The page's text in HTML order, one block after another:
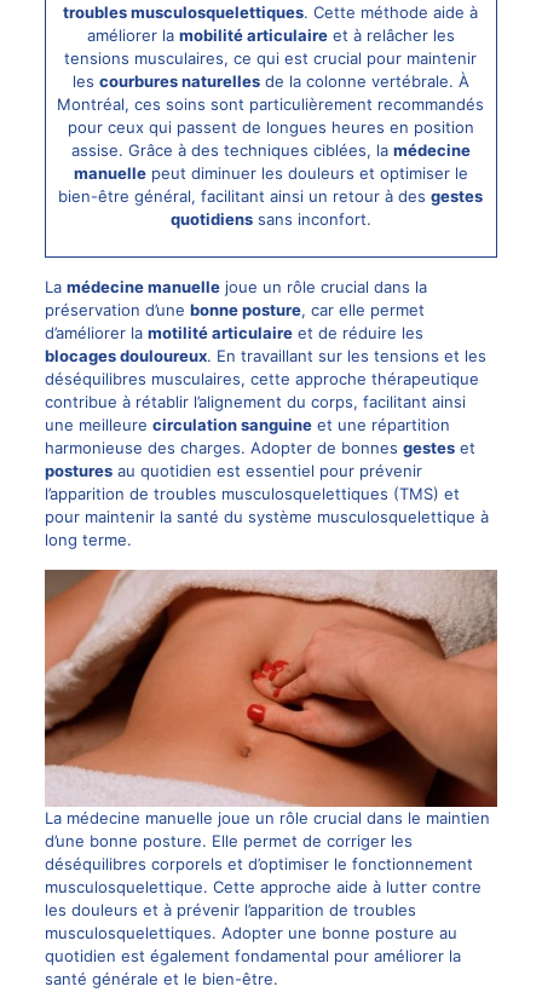
troubles musculosquelettiques. Cette méthode aide à
améliorer la mobilité articulaireet à relâcher les
tensions musculaires, ce qui est crucial pour maintenir
les courbures naturellesde la colonne vertébrale. À
Montréal, ces soins sont particulièrement recommandés
pour ceux qui passent de longues heures en position
assise. Grâce à des techniques ciblées, la médecine
manuellepeut diminuer les douleurs et optimiser le
bien-être général, facilitant ainsi un retour à desgestes
quotidienssans inconfort.
La médecine manuellejoue un rôle crucial dans la
préservation d’une bonne posture, car elle permet
d’améliorer la motilité articulaireet de réduire les
blocages douloureux. En travaillant sur les tensions et les
déséquilibres musculaires, cette approche thérapeutique
contribue à rétablir l’alignement du corps, facilitant ainsi
une meilleure circulation sanguineet une répartition
harmonieuse des charges. Adopter de bonnes gesteset
posturesau quotidien est essentiel pour prévenir
l’apparition de troubles musculosquelettiques (TMS) et
pour maintenir la santé du système musculosquelettique à
long terme.
La médecine manuelle joue un rôle crucial dans le maintien
d’une bonne posture. Elle permet de corriger les
déséquilibres corporels et d’optimiser le fonctionnement
musculosquelettique. Cette approche aide à lutter contre
les douleurs et à prévenir l’apparition de troubles
musculosquelettiques. Adopter une bonne posture au
quotidien est également fondamental pour améliorer la
santé générale et le bien-être.